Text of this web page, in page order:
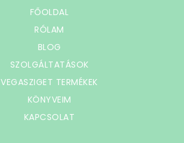
FŐOLDAL
RÓLAM
BLOG
SZOLGÁLTATÁSOK
VEGASZIGET TERMÉKEK
KÖNYVEIM
KAPCSOLAT